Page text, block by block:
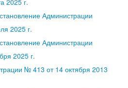
Администрации
2025 г.
Администрации
2025 г.
№ 413 от 14 октября 2013